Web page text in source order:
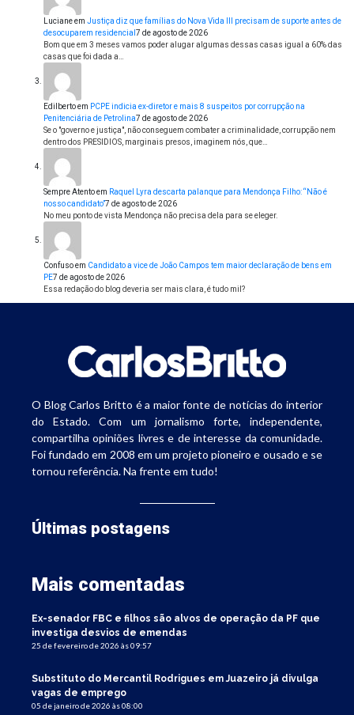
Lucianeem Justiça diz que famílias do Nova Vida III precisam de suporte antes de
desocuparem residencial 7 de agosto de 2026
Bom que em 3 meses vamos poder alugar algumas dessas casas igual a 60% das
casas que foi dada a…
Edilbertoem PCPE indicia ex-diretor e mais 8 suspeitos por corrupção na
Penitenciária de Petrolina7 de agosto de 2026
Se o "governo e justiça", não conseguem combater a criminalidade, corrupção nem
dentro dos PRESIDIOS, marginais presos, imaginem nós, que…
Sempre Atentoem Raquel Lyra descarta palanque para Mendonça Filho: “Não é
nosso candidato”7 de agosto de 2026
No meu ponto de vista Mendonça não precisa dela para se eleger.
Confusoem Candidato a vice de João Campos tem maior declaração de bens em
PE7 de agosto de 2026
Essa redação do blog deveria ser mais clara, é tudo mil?
O Blog Carlos Britto é a maior fonte de notícias do interior
do Estado. Com um jornalismo forte, independente,
compartilha opiniões livres e de interesse da comunidade.
Foi fundado em 2008 em um projeto pioneiro e ousado e se
tornou referência. Na frente em tudo!
Últimas postagens
Mais comentadas
Ex-senador FBC e filhos são alvos de operação da PF que
investiga desvios de emendas
25 de fevereiro de 2026 às 09:57
Substituto do Mercantil Rodrigues em Juazeiro já divulga
vagas de emprego
05 de janeiro de 2026 às 08:00